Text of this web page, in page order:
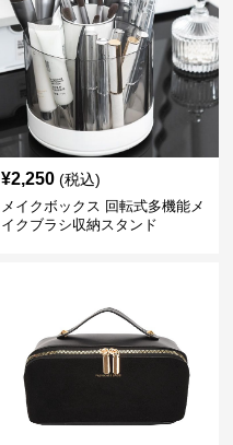
¥2,250 (税込)
メイクボックス 回転式多機能メ
イクブラシ収納スタンド